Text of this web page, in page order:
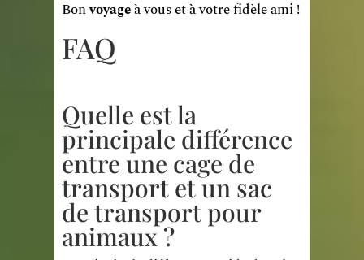
Bonvoyageà vous et à votre fidèle ami !
FAQ
Quelle est la
principale différence
entre une cage de
transport et un sac
de transport pour
animaux ?